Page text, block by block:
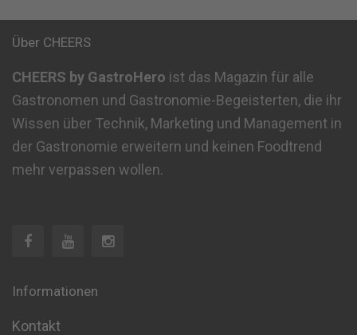
Über CHEERS
CHEERS by GastroHero ist das Magazin für alle
Gastronomen und Gastronomie-Begeisterten, die ihr
Wissen über Technik, Marketing und Management in
der Gastronomie erweitern und keinen Foodtrend
mehr verpassen wollen.
Informationen
Kontakt